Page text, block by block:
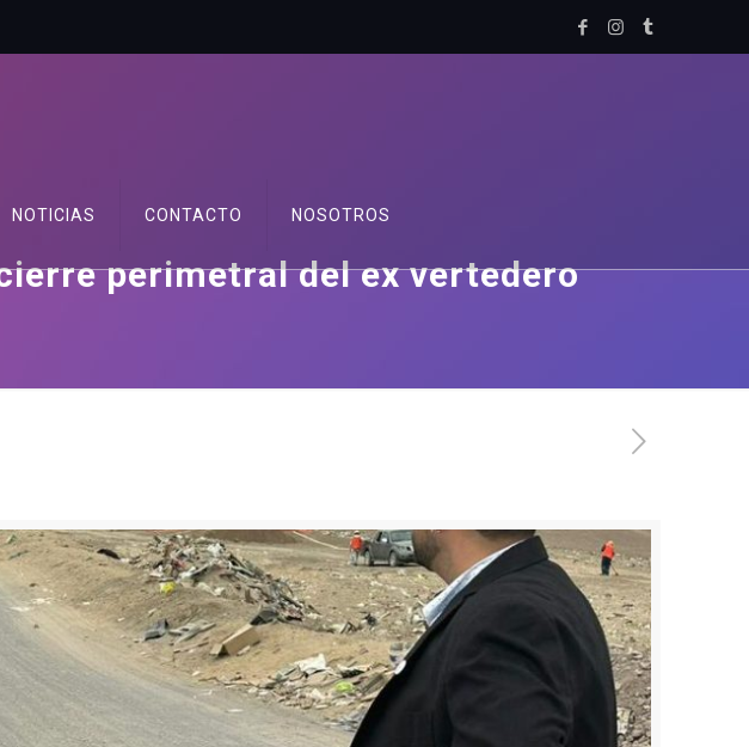
NOTICIAS CONTACTO NOSOTROS
perimetral del ex vertedero